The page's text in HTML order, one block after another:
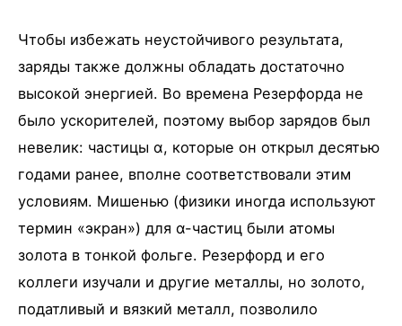
Чтобы избежать неустойчивого результата,
заряды также должны обладать достаточно
высокой энергией. Во времена Резерфорда не
было ускорителей, поэтому выбор зарядов был
невелик: частицы α, которые он открыл десятью
годами ранее, вполне соответствовали этим
условиям. Мишенью (физики иногда используют
термин «экран») для α-частиц были атомы
золота в тонкой фольге. Резерфорд и его
коллеги изучали и другие металлы, но золото,
податливый и вязкий металл, позволило